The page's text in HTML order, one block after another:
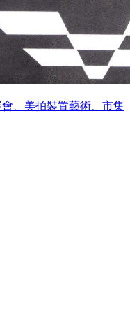
、美拍裝置藝術、市集